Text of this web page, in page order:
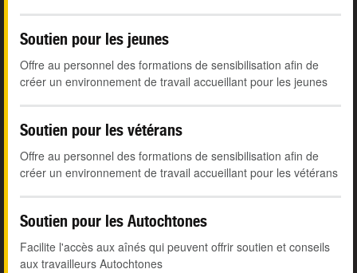
Soutien pour les jeunes
Offre au personnel des formations de sensibilisation afin de
créer un environnement de travail accueillant pour les jeunes
Soutien pour les vétérans
Offre au personnel des formations de sensibilisation afin de
créer un environnement de travail accueillant pour les vétérans
Soutien pour les Autochtones
Facilite l'accès aux aînés qui peuvent offrir soutien et conseils
aux travailleurs Autochtones